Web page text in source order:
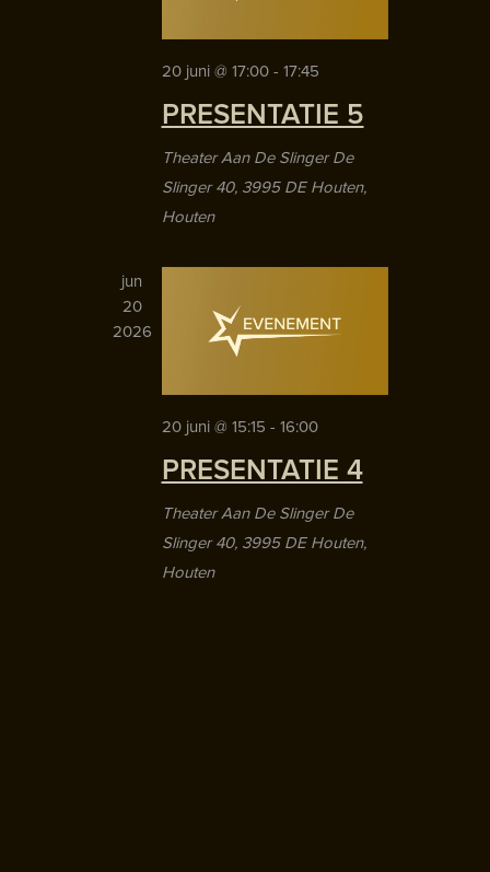
20 juni @ 17:00- 17:45
PRESENTATIE 5
Theater Aan De SlingerDe
Slinger 40, 3995 DE Houten,
Houten
jun
20
2026
20 juni @ 15:15 - 16:00
PRESENTATIE 4
Theater Aan De SlingerDe
Slinger 40, 3995 DE Houten,
Houten